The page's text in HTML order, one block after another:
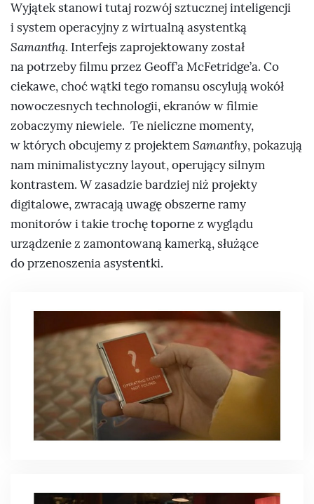
Wyjątek stanowi tutaj rozwój sztucznej inteligencji
i system operacyjny z wirtualną asystentką
Samanthą. Interfejs zaprojektowany został
na potrzeby filmu przez Geoff’a McFetridge’a. Co
ciekawe, choć wątki tego romansu oscylują wokół
nowoczesnych technologii, ekranów w filmie
zobaczymy niewiele. Te nieliczne momenty,
w których obcujemy z projektemSamanthy, pokazują
nam minimalistyczny layout, operujący silnym
kontrastem. W zasadzie bardziej niż projekty
digitalowe, zwracają uwagę obszerne ramy
monitorów i takie trochę toporne z wyglądu
urządzenie z zamontowaną kamerką, służące
do przenoszenia asystentki.